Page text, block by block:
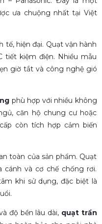
ưa chuộng nhất tại Việt
tế, hiện đại. Quạt vận hành
kiệm điện. Nhiều mẫu
giờ tắt và công nghệ gió
phù hợp với nhiều không
căn hộ chung cư hoặc
còn tích hợp cảm biến
toàn của sản phẩm. Quạt
cánh và cơ chế chống rơi.
khi sử dụng, đặc biệt là
độ bền lâu dài, quạt trần